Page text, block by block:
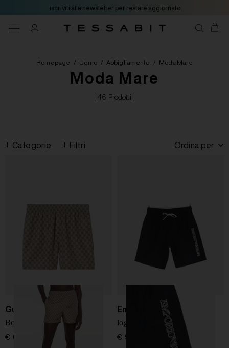
iscriviti alla newsletter per restare aggiornato
Homepage / Uomo / Abbigliamento / Moda Mare
Moda Mare
[ 46 Prodotti ]
Categorie Filtri Ordina per
Gucci
Boxer con stampa GG
€ 680,00
Emporio Armani
logo pantaloni da bagno
€ 95,00